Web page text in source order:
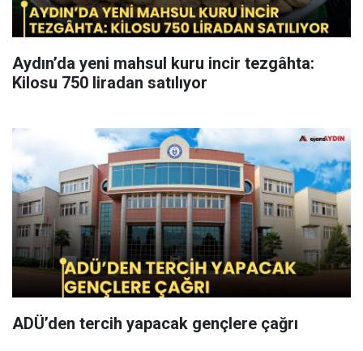
Aydın’da yeni mahsul kuru incir tezgâhta:
Kilosu 750 liradan satılıyor
ADÜ’den tercih yapacak gençlere çağrı